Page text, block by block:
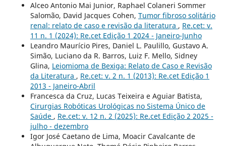
Alceo Antonio Mai Junior, Raphael Colaneri Sommer
Salomão, David Jacques Cohen, Tumor fibroso solitário
renal: relato de caso e revisão da literatura , Re.cet: v.
11 n. 1 (2024): Re.cet Edição 1 2024 - Janeiro-Junho
Leandro Maurício Pires, Daniel L. Paulillo, Gustavo A.
Simão, Luciano da R. Barros, Luiz F. Mello, Sidney
Glina, Leiomioma de Bexiga: Relato de Caso e Revisão
da Literatura , Re.cet: v. 2 n. 1 (2013): Re.cet Edição 1
2013 - Janeiro-Abril
Francesca da Cruz, Lucas Teixeira e Aguiar Batista,
Cirurgias Robóticas Urológicas no Sistema Único de
Saúde , Re.cet: v. 12 n. 2 (2025): Re.cet Edição 2 2025 -
julho - dezembro
Igor José Caetano de Lima, Moacir Cavalcante de